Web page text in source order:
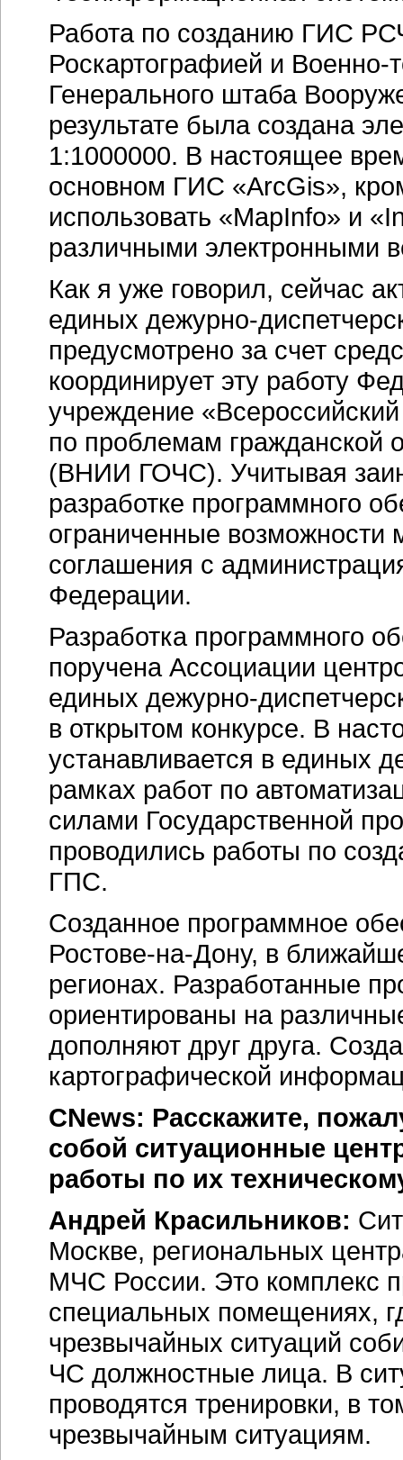
Работа по созданию ГИС
Роскартографией и Военно-
Генерального штаба
результате была создана
1:1000000. В настоящее
основном ГИС «ArcGis»,
использовать «MapInfo» и
различными электронными
Как я уже говорил, сейчас
единых дежурно-
предусмотрено за счет
координирует эту работу
учреждение
по проблемам гражданской
(ВНИИ ГОЧС). Учитывая
разработке программного
ограниченные возможности
соглашения с
Федерации.
Разработка программного
поручена Ассоциации
единых дежурно-
в открытом конкурсе. В
устанавливается в единых
рамках работ по
силами Государственной
проводились работы по
ГПС.
Созданное программное
Ростове-на-Дону, в
регионах. Разработанные
ориентированы на
дополняют друг друга.
картографической
CNews: Расскажите,
собой ситуационные
работы по их
Андрей Красильников:
Москве, региональных
МЧС России. Это комплекс
специальных помещениях,
чрезвычайных ситуаций
ЧС должностные лица. В
проводятся тренировки, в
чрезвычайным ситуациям.